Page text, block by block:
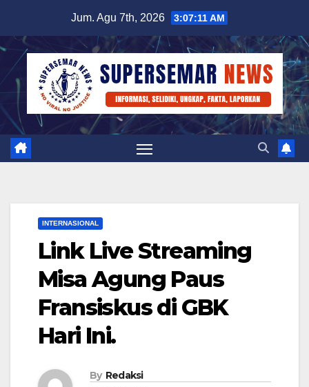
content
Jum. Agu 7th, 2026 3:07:11 AM
INTERNASIONAL
Link Live Streaming
Misa Agung Paus
Fransiskus di GBK
Hari Ini.
By Redaksi